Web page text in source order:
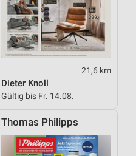
21,6 km
Dieter Knoll
Gültig bis Fr. 14.08.
Thomas Philipps